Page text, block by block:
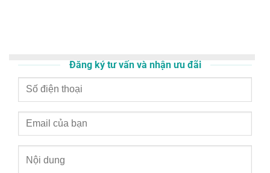
Đăng ký tư vấn và nhận ưu đãi